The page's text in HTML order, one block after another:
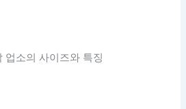
업소의 사이즈와 특징